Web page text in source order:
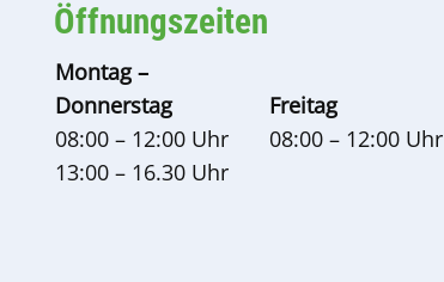
Öffnungszeiten
Montag –
Donnerstag
08:00 – 12:00 Uhr
13:00 – 16.30 Uhr
Freitag
08:00 – 12:00 Uhr